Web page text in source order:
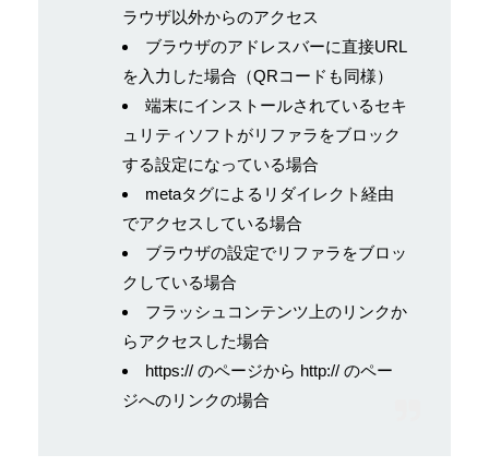
ラウザ以外からのアクセス
ブラウザのアドレスバーに直接URL
を入力した場合（QRコードも同様）
端末にインストールされているセキ
ュリティソフトがリファラをブロック
する設定になっている場合
metaタグによるリダイレクト経由
でアクセスしている場合
ブラウザの設定でリファラをブロッ
クしている場合
フラッシュコンテンツ上のリンクか
らアクセスした場合
https:// のページから http:// のペー
ジへのリンクの場合